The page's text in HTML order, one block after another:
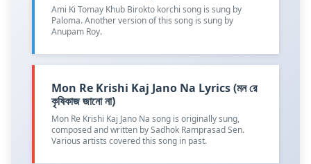
Ami Ki Tomay Khub Birokto korchi song is sung by
Paloma. Another version of this song is sung by
Anupam Roy.
Mon Re Krishi Kaj Jano Na Lyrics (মন রে
কৃষিকাজ জানো না)
Mon Re Krishi Kaj Jano Na song is originally sung,
composed and written by Sadhok Ramprasad Sen.
Various artists covered this song in past.